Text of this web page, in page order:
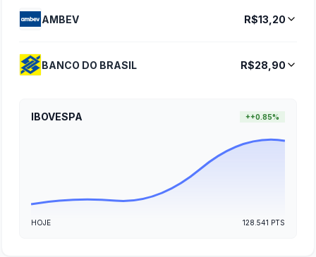
AMBEV R$13,20
BANCO DO BRASIL R$28,90
IBOVESPA ++0.85%
HOJE 128.541 PTS